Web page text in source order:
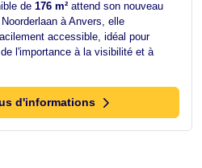
de 176 m² attend son nouveau
à Anvers, elle
accessible, idéal pour
l'importance à la visibilité et à
d'informations